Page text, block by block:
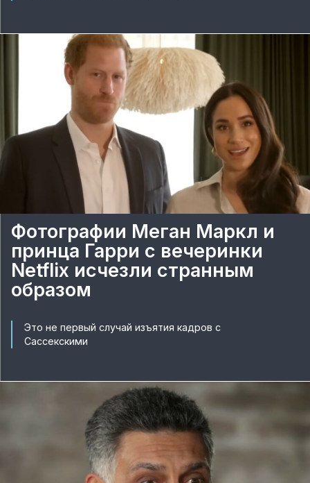
Фотографии Меган Маркл и
принца Гарри с вечеринки
Netflix исчезли странным
образом
Это не первый случай изъятия кадров с
Сассекскими